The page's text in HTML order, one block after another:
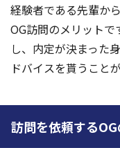
経験者である先輩か
OG訪問のメリット
し、内定が決まった
ドバイスを貰うこと
訪問を依頼する